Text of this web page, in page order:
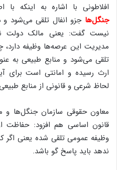
افلاطونی با اشاره به اینکه با اصل ۴۵ قانون
جنگل‌ها جزو انفال تلقی می‌شود
نیست گفت: یعنی مالک
مدیریت این عرصه‌ها وظیفه
تلقی می‌شود و منابع طبیعی به
ارث رسیده و امانتی است برای
لحاظ شرعی و قانونی از منابع
قانون اساسی هم افزود:
وظیفه عمومی تلقی شده یعنی اگر
ندهد باید پاسخ گو باشد.